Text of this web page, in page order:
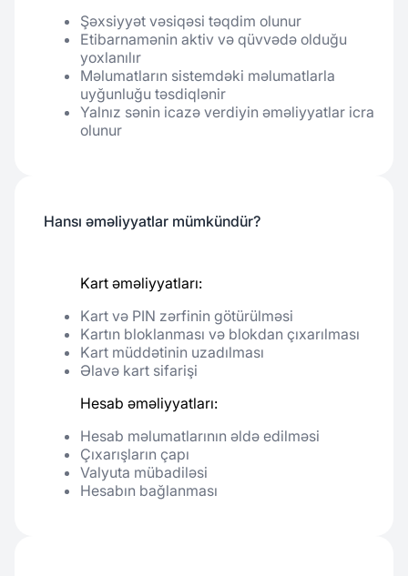
Şəxsiyyət vəsiqəsi təqdim olunur
Etibarnamənin aktiv və qüvvədə olduğu
yoxlanılır
Məlumatların sistemdəki məlumatlarla
uyğunluğu təsdiqlənir
Yalnız sənin icazə verdiyin əməliyyatlar icra
olunur
Hansı əməliyyatlar mümkündür?
Kart əməliyyatları:
Kart və PIN zərfinin götürülməsi
Kartın bloklanması və blokdan çıxarılması
Kart müddətinin uzadılması
Əlavə kart sifarişi
Hesab əməliyyatları:
Hesab məlumatlarının əldə edilməsi
Çıxarışların çapı
Valyuta mübadiləsi
Hesabın bağlanması